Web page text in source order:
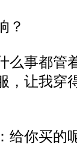
？
么事都管
，让我
： 给你买的